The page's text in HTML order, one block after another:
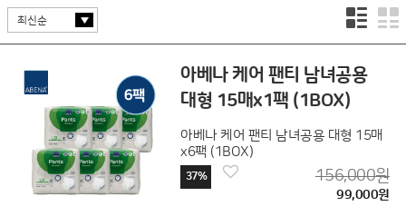
아베나 케어 팬티 남녀공용
대형 15매x1팩 (1BOX)
아베나 케어 팬티 남녀공용 대형 15매
x6팩 (1BOX)
37% 156,000원
99,000원